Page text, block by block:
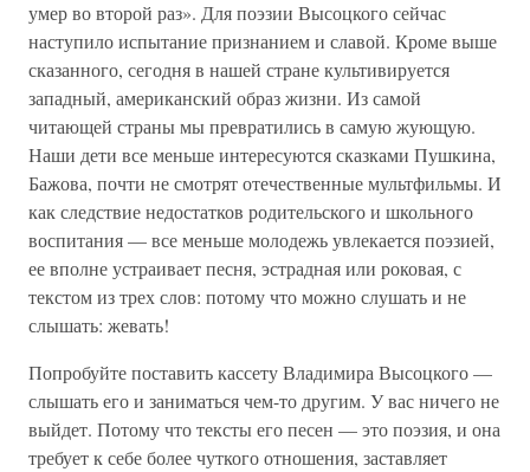
умер во второй раз». Для поэзии Высоцкого сейчас
наступило испытание признанием и славой. Кроме выше
сказанного, сегодня в нашей стране культивируется
западный, американский образ жизни. Из самой
читающей страны мы превратились в самую жующую.
Наши дети все меньше интересуются сказками Пушкина,
Бажова, почти не смотрят отечественные мультфильмы. И
как следствие недостатков родительского и школьного
воспитания — все меньше молодежь увлекается поэзией,
ее вполне устраивает песня, эстрадная или роковая, с
текстом из трех слов: потому что можно слушать и не
слышать: жевать!
Попробуйте поставить кассету Владимира Высоцкого —
слышать его и заниматься чем-то другим. У вас ничего не
выйдет. Потому что тексты его песен — это поэзия, и она
требует к себе более чуткого отношения, заставляет